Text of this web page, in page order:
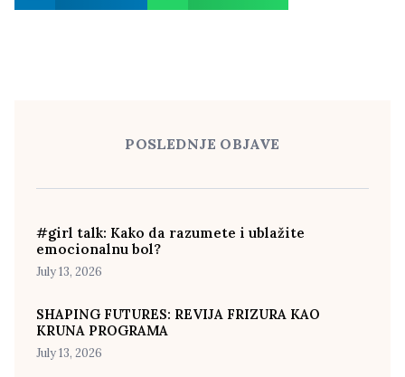
POSLEDNJE OBJAVE
#girl talk: Kako da razumete i ublažite
emocionalnu bol?
July 13, 2026
SHAPING FUTURES: REVIJA FRIZURA KAO
KRUNA PROGRAMA
July 13, 2026